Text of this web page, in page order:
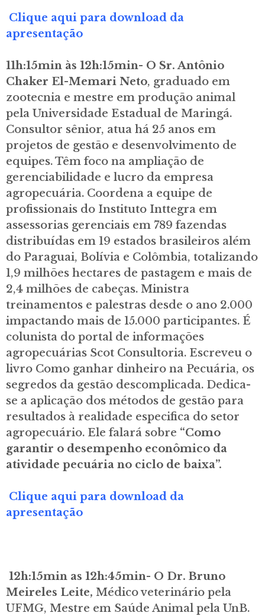
Clique aqui para download da
apresentação
11h:15min às 12h:15min- O Sr. Antônio
Chaker El-Memari Neto, graduado em
zootecnia e mestre em produção animal
pela Universidade Estadual de Maringá.
Consultor sênior, atua há 25 anos em
projetos de gestão e desenvolvimento de
equipes. Têm foco na ampliação de
gerenciabilidade e lucro da empresa
agropecuária. Coordena a equipe de
profissionais do Instituto Inttegra em
assessorias gerenciais em 789 fazendas
distribuídas em 19 estados brasileiros além
do Paraguai, Bolívia e Colômbia, totalizando
1,9 milhões hectares de pastagem e mais de
2,4 milhões de cabeças. Ministra
treinamentos e palestras desde o ano 2.000
impactando mais de 15.000 participantes. É
colunista do portal de informações
agropecuárias Scot Consultoria. Escreveu o
livro Como ganhar dinheiro na Pecuária, os
segredos da gestão descomplicada. Dedica-
se a aplicação dos métodos de gestão para
resultados à realidade especifica do setor
agropecuário. Ele falará sobre “Como
garantir o desempenho econômico da
atividade pecuária no ciclo de baixa”.
Clique aqui para download da
apresentação
12h:15min as 12h:45min- O Dr. Bruno
Meireles Leite, Médico veterinário pela
UFMG, Mestre em Saúde Animal pela UnB.